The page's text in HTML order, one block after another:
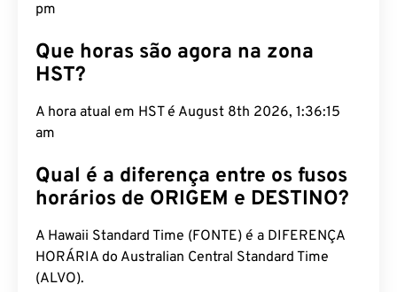
pm
Que horas são agora na zona
HST?
A hora atual em HST é August 8th 2026, 1:36:16
am
Qual é a diferença entre os fusos
horários de ORIGEM e DESTINO?
A Hawaii Standard Time (FONTE) é a DIFERENÇA
HORÁRIA do Australian Central Standard Time
(ALVO).